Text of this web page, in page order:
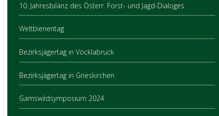
10. Jahresbilanz des Österr. Forst- und Jagd-Dialoges
Weltbienentag
Bezirksjägertag in Vöcklabruck
Bezirksjägertag in Grieskirchen
Gamswildsymposium 2024